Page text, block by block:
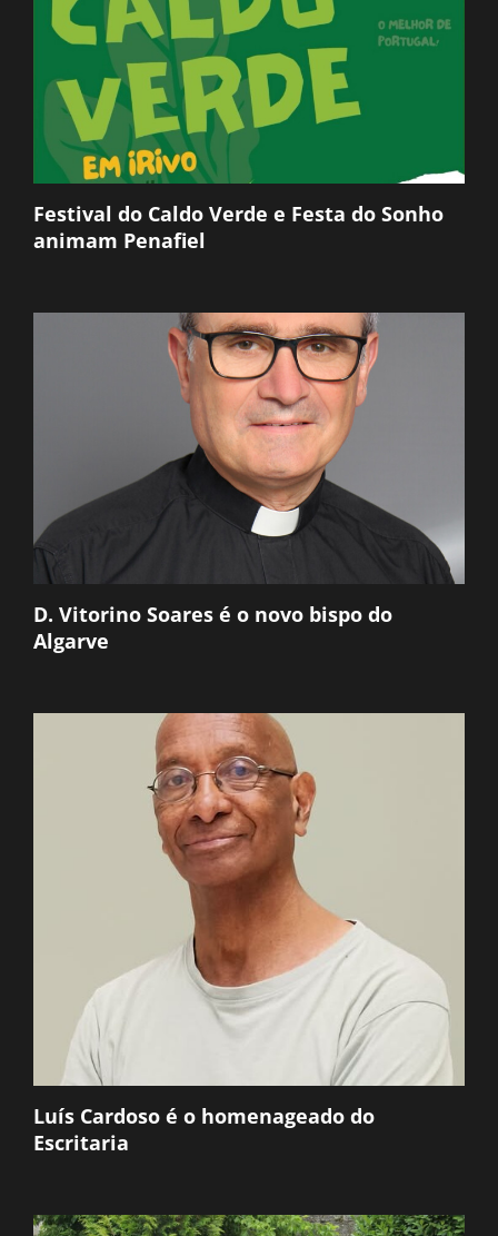
Festival do Caldo Verde e Festa do Sonho
animam Penafiel
D. Vitorino Soares é o novo bispo do
Algarve
Luís Cardoso é o homenageado do
Escritaria